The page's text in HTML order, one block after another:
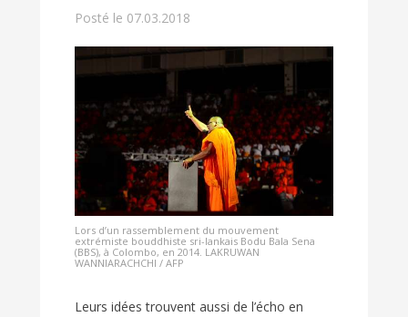
Posté le 07.03.2018
Lors d’un rassemblement du mouvement
extrémiste bouddhiste sri-lankais Bodu Bala Sena
(BBS), à Colombo, en 2014. LAKRUWAN
WANNIARACHCHI / AFP
Leurs idées trouvent aussi de l’écho en